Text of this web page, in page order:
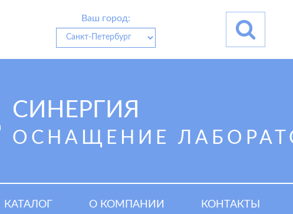
Ваш город:
СИНЕРГИЯ
ОСНАЩЕНИЕ
КАТАЛОГ О КОМПАНИИ КОНТАКТЫ